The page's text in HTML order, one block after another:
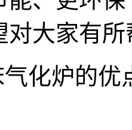
对大家有所
化炉的优